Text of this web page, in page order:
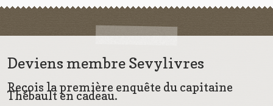
Deviens membre Sevylivres
Reçois la première enquête du capitaine
Thébault en cadeau.